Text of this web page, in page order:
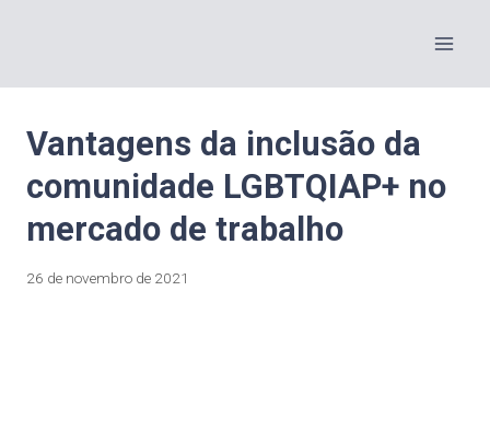
Vantagens da inclusão da
comunidade LGBTQIAP+ no
mercado de trabalho
26 de novembro de 2021